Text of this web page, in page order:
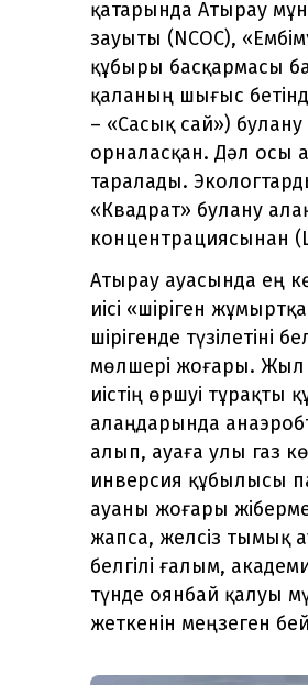
қатарында Атырау
зауыты (NCOC),
құбыры басқармасы
қаланың шығыс
– «Сасық сай»)
орналасқан. Дәл осы
таралады.
«Квадрат» булану
концентрациясынан
Атырау ауасында ең
иісі «шіріген
шірігенде түзілетіні
мөлшері жоғары. Жыл
иістің өршуі
алаңдарында
алып, ауаға улы газ
инверсия құбылысы
ауаны жоғары
жапса, желсіз тымық
белгілі ғалым,
түнде оянбай қалуы
жеткенін меңзеген